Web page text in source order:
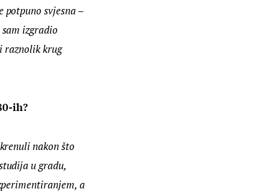
potpuno svjesna –
izgradio
raznolik krug
ih?
nakon što
u gradu,
a